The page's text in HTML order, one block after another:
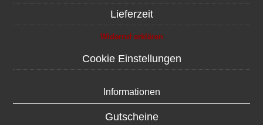
Lieferzeit
Widerruf erklären
Cookie Einstellungen
Informationen
Gutscheine